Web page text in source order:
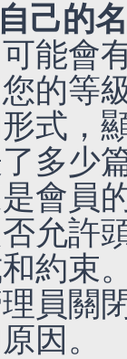
己的
能會
的等
式，
多少
會員
允許
約束
員關
因。